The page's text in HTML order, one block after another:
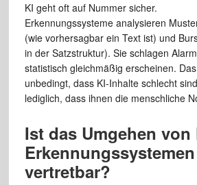
KI geht oft auf Nummer sicher.
Erkennungssysteme analysieren
(wie vorhersagbar ein Text ist) und
in der Satzstruktur). Sie schlagen
statistisch gleichmäßig erscheinen.
unbedingt, dass KI-Inhalte schlecht
lediglich, dass ihnen die menschliche
Ist das Umgehen von
vertretbar?